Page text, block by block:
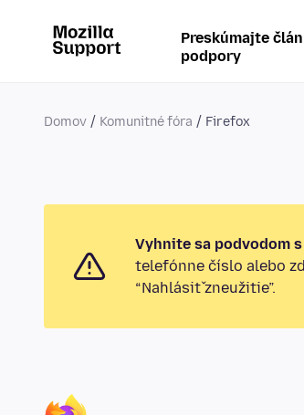
Preskúmajte
podpory
Domov Komunitné fóra Firefox
Vyhnite sa podvodom
telefónne číslo alebo
“Nahlásiť zneužitie”.